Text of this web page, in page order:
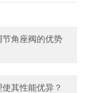
角座阀的优势
其性能优异？